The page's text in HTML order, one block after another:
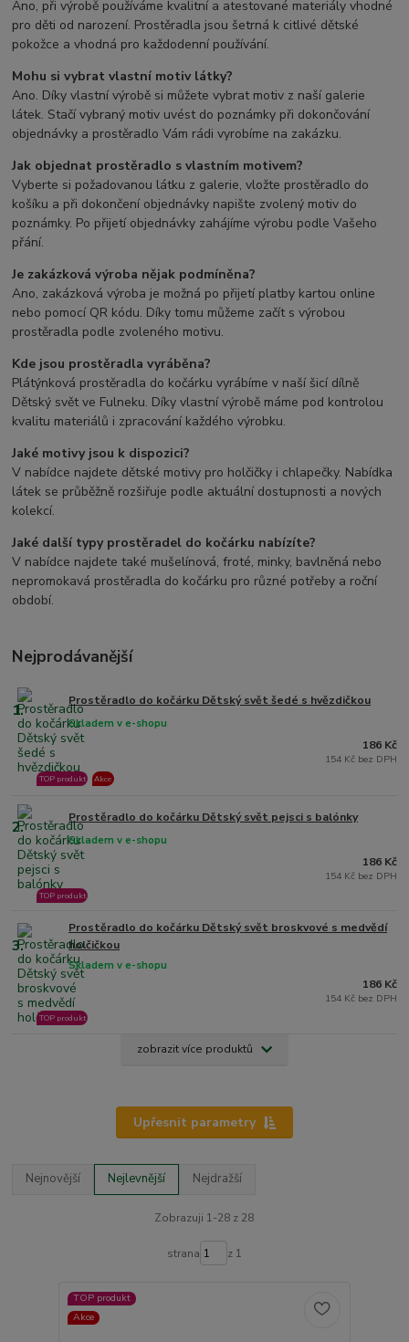
Ano, při výrobě používáme kvalitní a atestované materiály vhodné
pro děti od narození. Prostěradla jsou šetrná k citlivé dětské
pokožce a vhodná pro každodenní používání.
Mohu si vybrat vlastní motiv látky?
Ano. Díky vlastní výrobě si můžete vybrat motiv z naší galerie
látek. Stačí vybraný motiv uvést do poznámky při dokončování
objednávky a prostěradlo Vám rádi vyrobíme na zakázku.
Jak objednat prostěradlo s vlastním motivem?
Vyberte si požadovanou látku z galerie, vložte prostěradlo do
košíku a při dokončení objednávky napište zvolený motiv do
poznámky. Po přijetí objednávky zahájíme výrobu podle Vašeho
přání.
Je zakázková výroba nějak podmíněna?
Ano, zakázková výroba je možná po přijetí platby kartou online
nebo pomocí QR kódu. Díky tomu můžeme začít s výrobou
prostěradla podle zvoleného motivu.
Kde jsou prostěradla vyráběna?
Plátýnková prostěradla do kočárku vyrábíme v naší šicí dílně
Dětský svět ve Fulneku. Díky vlastní výrobě máme pod kontrolou
kvalitu materiálů i zpracování každého výrobku.
Jaké motivy jsou k dispozici?
V nabídce najdete dětské motivy pro holčičky i chlapečky. Nabídka
látek se průběžně rozšiřuje podle aktuální dostupnosti a nových
kolekcí.
Jaké další typy prostěradel do kočárku nabízíte?
V nabídce najdete také mušelínová, froté, minky, bavlněná nebo
nepromokavá prostěradla do kočárku pro různé potřeby a roční
období.
Nejprodávanější
1. Prostěradlo do kočárku Dětský svět šedé s hvězdičkou
Skladem v e-shopu
TOP produkt Akce
186 Kč
154 Kč bez DPH
2. Prostěradlo do kočárku Dětský svět pejsci s balónky
Skladem v e-shopu
TOP produkt
186 Kč
154 Kč bez DPH
3.
Prostěradlo do kočárku Dětský svět broskvové s medvědí
holčičkou
Skladem v e-shopu
TOP produkt
186 Kč
154 Kč bez DPH
zobrazit více produktů
Upřesnit parametry
Nejnovější Nejlevnější Nejdražší
Zobrazuji 1-28 z 28
strana z 1
TOP produkt
Akce